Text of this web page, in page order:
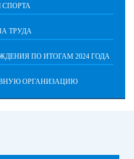
ТРУДА
ПО ИТОГАМ 2024 ГОДА
ОРГАНИЗАЦИЮ